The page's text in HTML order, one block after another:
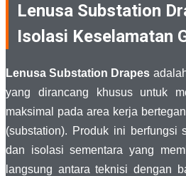
Lenusa Substation
Isolasi Keselamatan
Lenusa Substation Drapes
yang dirancang khusus untuk
maksimal pada area kerja
(substation). Produk ini berfungsi
dan isolasi sementara yang
langsung antara teknisi dengan